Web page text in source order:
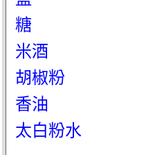
糖
米酒
胡椒粉
香油
太白粉水